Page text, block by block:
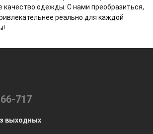
качество одежды. С нами преобразиться,
реально для каждой
717
выходных